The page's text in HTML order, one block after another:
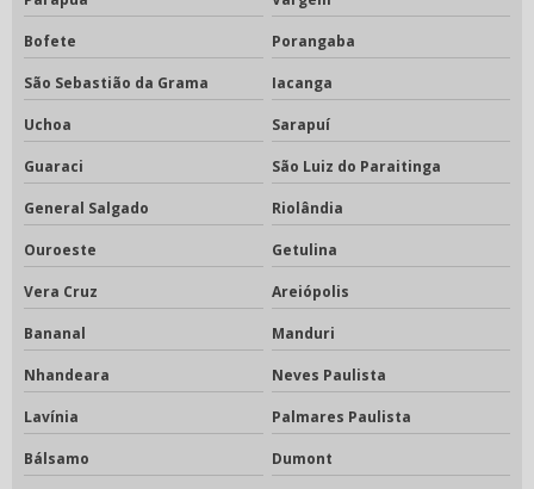
Bofete Porangaba
São Sebastião da Grama Iacanga
Uchoa Sarapuí
Guaraci São Luiz do Paraitinga
General Salgado Riolândia
Ouroeste Getulina
Vera Cruz Areiópolis
Bananal Manduri
Nhandeara Neves Paulista
Lavínia Palmares Paulista
Bálsamo Dumont